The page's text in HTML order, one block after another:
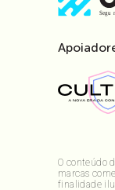
O conteúdo
marcas
finalidade